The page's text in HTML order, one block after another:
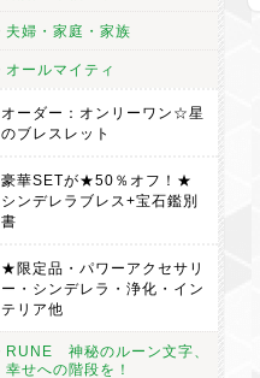
夫婦・家庭・家族
オールマイティ
オーダー：オンリーワン☆星
のブレスレット
豪華SETが★50％オフ！★
シンデレラブレス+宝石鑑別
書
★限定品・パワーアクセサリ
ー・シンデレラ・浄化・イン
テリア他
RUNE 神秘のルーン文字、
幸せへの階段を！